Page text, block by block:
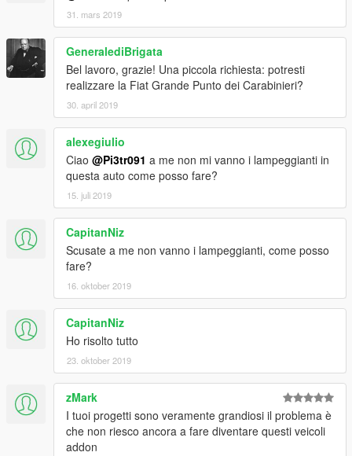
31. mars 2019
GeneralediBrigata
Bel lavoro, grazie! Una piccola richiesta: potresti
realizzare la Fiat Grande Punto dei Carabinieri?
30. april 2019
alexegiulio
Ciao @Pi3tr091 a me non mi vanno i lampeggianti in
questa auto come posso fare?
15. juli 2019
CapitanNiz
Scusate a me non vanno i lampeggianti, come posso
fare?
16. oktober 2019
CapitanNiz
Ho risolto tutto
23. oktober 2019
zMark
I tuoi progetti sono veramente grandiosi il problema è
che non riesco ancora a fare diventare questi veicoli
addon